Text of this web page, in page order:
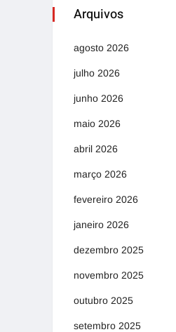
Arquivos
agosto 2026
julho 2026
junho 2026
maio 2026
abril 2026
março 2026
fevereiro 2026
janeiro 2026
dezembro 2025
novembro 2025
outubro 2025
setembro 2025